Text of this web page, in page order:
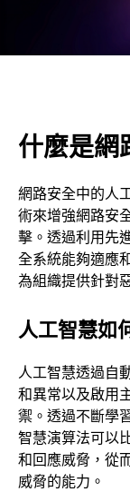
人
智
慧
？
什麼是網
網路安全中的人
術來增強網路安
擊。透過利用先
全系統能夠適應
為組織提供針對
人工智慧如
人工智慧透過自
和異常以及啟用
禦。透過不斷學
智慧演算法可以
和回應威脅，從
威脅的能力。